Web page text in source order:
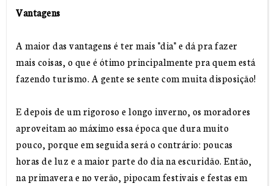
Vantagens
A maior das vantagens é ter mais "dia" e dá pra fazer
mais coisas, o que é ótimo principalmente pra quem está
fazendo turismo. A gente se sente com muita disposição!
E depois de um rigoroso e longo inverno, os moradores
aproveitam ao máximo essa época que dura muito
pouco, porque em seguida será o contrário: poucas
horas de luz e a maior parte do dia na escuridão. Então,
na primavera e no verão, pipocam festivais e festas em